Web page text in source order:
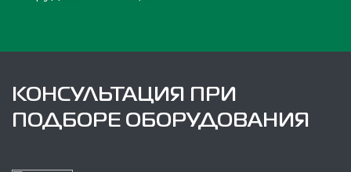
КОНСУЛЬТАЦИЯ ПРИ
ПОДБОРЕ ОБОРУДОВАНИЯ